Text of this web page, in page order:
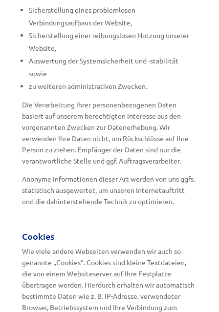
Sicherstellung eines problemlosen
Verbindungsaufbaus der Website,
Sicherstellung einer reibungslosen Nutzung unserer
Website,
Auswertung der Systemsicherheit und -stabilität
sowie
zu weiteren administrativen Zwecken.
Die Verarbeitung Ihrer personenbezogenen Daten
basiert auf unserem berechtigten Interesse aus den
vorgenannten Zwecken zur Datenerhebung. Wir
verwenden Ihre Daten nicht, um Rückschlüsse auf Ihre
Person zu ziehen. Empfänger der Daten sind nur die
verantwortliche Stelle und ggf. Auftragsverarbeiter.
Anonyme Informationen dieser Art werden von uns ggfs.
statistisch ausgewertet, um unseren Internetauftritt
und die dahinterstehende Technik zu optimieren.
Cookies
Wie viele andere Webseiten verwenden wir auch so
genannte „Cookies“. Cookies sind kleine Textdateien,
die von einem Websiteserver auf Ihre Festplatte
übertragen werden. Hierdurch erhalten wir automatisch
bestimmte Daten wie z. B. IP-Adresse, verwendeter
Browser, Betriebssystem und Ihre Verbindung zum